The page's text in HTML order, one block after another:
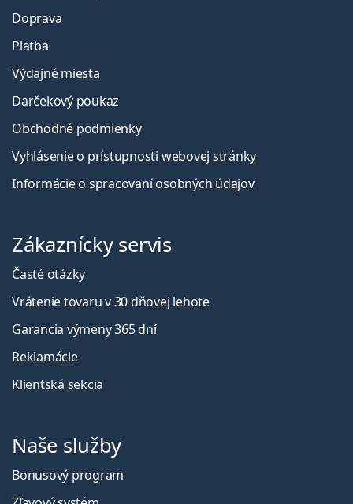
Doprava
Platba
Výdajné miesta
Darčekový poukaz
Obchodné podmienky
Vyhlásenie o prístupnosti webovej stránky
Informácie o spracovaní osobných údajov
Zákaznícky servis
Časté otázky
Vrátenie tovaru v 30 dňovej lehote
Garancia výmeny 365 dní
Reklamácie
Klientská sekcia
Naše služby
Bonusový program